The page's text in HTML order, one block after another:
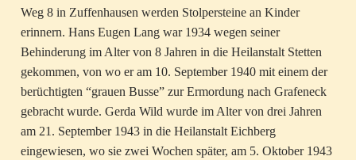
Weg 8 in Zuffenhausen werden Stolpersteine an Kinder
erinnern. Hans Eugen Lang war 1934 wegen seiner
Behinderung im Alter von 8 Jahren in die Heilanstalt Stetten
gekommen, von wo er am 10. September 1940 mit einem der
berüchtigten “grauen Busse” zur Ermordung nach Grafeneck
gebracht wurde. Gerda Wild wurde im Alter von drei Jahren
am 21. September 1943 in die Heilanstalt Eichberg
eingewiesen, wo sie zwei Wochen später, am 5. Oktober 1943